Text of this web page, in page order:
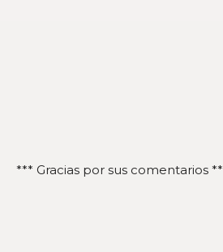
*** Gracias por sus comentarios